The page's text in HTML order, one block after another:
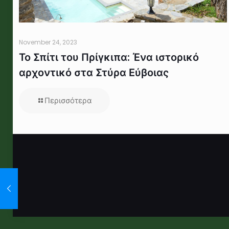
November 24, 2023
Το Σπίτι του Πρίγκιπα: Ένα ιστορικό
αρχοντικό στα Στύρα Εύβοιας
Περισσότερα